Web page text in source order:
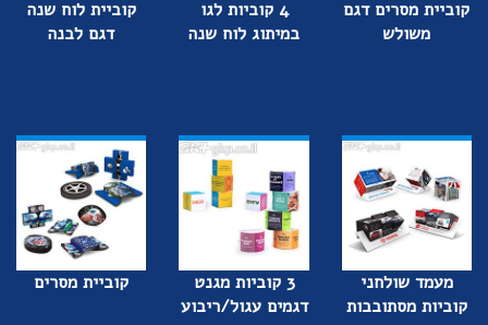
קוביית מסרים דגם
משולש
4 קוביות לגו
במיתוג לוח שנה
קוביית לוח שנה
דגם לבנה
מעמד שולחני
קוביות מסתובבות
3 קוביות מגנט
דגמים עגול/ריבוע
קוביית מסרים